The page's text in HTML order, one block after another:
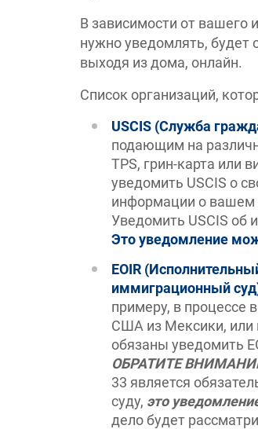
В зависимости от вашего
нужно уведомлять, будет
выходя из дома, онлайн.
Список организаций,
USCIS (Служба
подающим на
TPS, грин-карта или
уведомить USCIS о
информации о вашем
Уведомить USCIS об
Это уведомление
EOIR
иммиграционный
примеру, в процессе
США из Мексики, или
обязаны уведомить
ОБРАТИТЕ
33 является
суду, это
дело будет